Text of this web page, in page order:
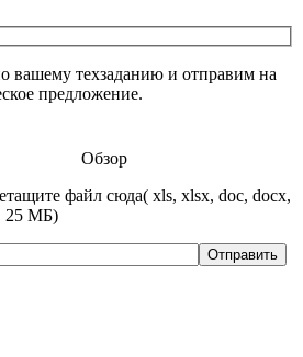
вашему техзаданию и отправим на
предложение.
Обзор
файл сюда( xls, xlsx, doc, docx,
25 МБ)